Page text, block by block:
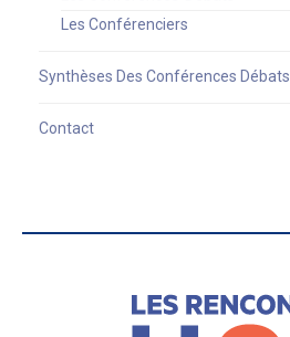
Les Conférenciers
Synthèses Des Conférences Débats
Contact